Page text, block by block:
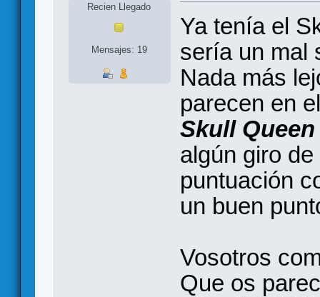
Recien Llegado
Mensajes: 19
Ya tenía el
sería un mal
Nada más
parecen en
Skull Queen
algún giro
puntuación
un buen
Vosotros
Que os